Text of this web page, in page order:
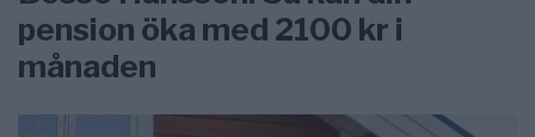
pension öka med 2100 kr i
månaden